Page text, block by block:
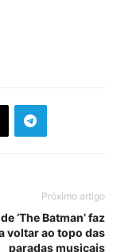
Próximo artigo
‘The Batman’ faz
voltar ao topo das
paradas musicais